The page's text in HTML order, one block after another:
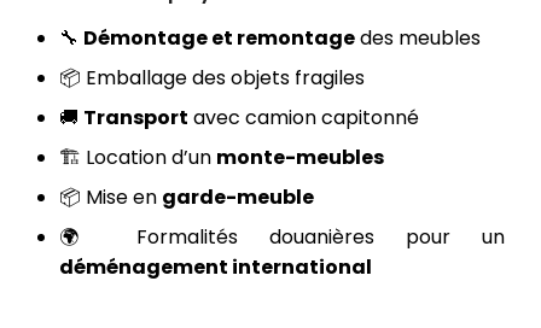
🔧 Démontage et remontagedes meubles
📦 Emballage des objets fragiles
🚚 Transport avec camion capitonné
🏗️ Location d’un monte-meubles
📦 Mise en garde-meuble
🌍 Formalités douanières pour un
déménagement international